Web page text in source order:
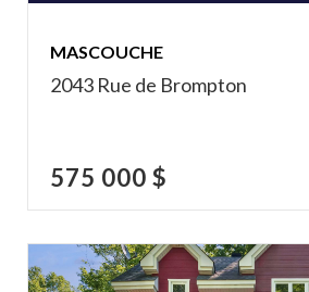
MASCOUCHE
2043 Rue de Brompton
575 000 $